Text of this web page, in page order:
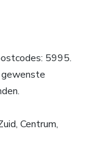
5995.
Centrum,